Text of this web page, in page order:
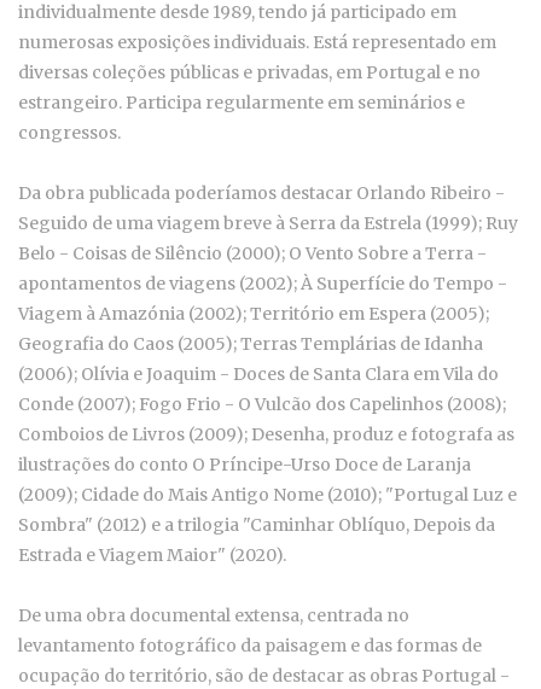
individualmente desde 1989, tendo já participado em
numerosas exposições individuais. Está representado em
diversas coleções públicas e privadas, em Portugal e no
estrangeiro. Participa regularmente em seminários e
congressos.
Da obra publicada poderíamos destacar Orlando Ribeiro -
Seguido de uma viagem breve à Serra da Estrela (1999); Ruy
Belo - Coisas de Silêncio (2000); O Vento Sobre a Terra -
apontamentos de viagens (2002); À Superfície do Tempo -
Viagem à Amazónia (2002); Território em Espera (2005);
Geografia do Caos (2005); Terras Templárias de Idanha
(2006); Olívia e Joaquim - Doces de Santa Clara em Vila do
Conde (2007); Fogo Frio - O Vulcão dos Capelinhos (2008);
Comboios de Livros (2009); Desenha, produz e fotografa as
ilustrações do conto O Príncipe-Urso Doce de Laranja
(2009); Cidade do Mais Antigo Nome (2010); "Portugal Luz e
Sombra" (2012) e a trilogia "Caminhar Oblíquo, Depois da
Estrada e Viagem Maior" (2020).
De uma obra documental extensa, centrada no
levantamento fotográfico da paisagem e das formas de
ocupação do território, são de destacar as obras Portugal -